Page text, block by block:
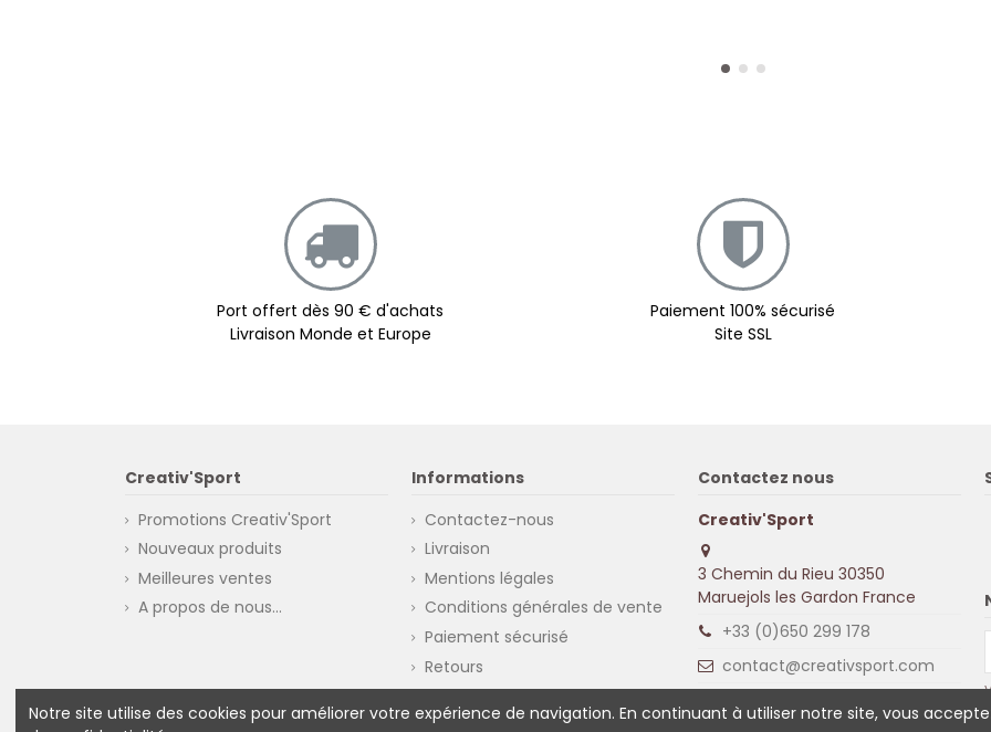
Port offert dès 90 € d'achats
Livraison Monde et Europe
Paiement 100% sécurisé
Site SSL
Creativ'Sport
Promotions Creativ'Sport
Nouveaux produits
Meilleures ventes
A propos de nous...
Informations
Contactez-nous
Livraison
Mentions légales
Conditions générales de vente
Paiement sécurisé
Retours
Contactez nous
Creativ'Sport
3 Chemin du Rieu 30350
Maruejols les Gardon France
+33 (0)650 299 178
contact@creativsport.com
14H-17H.
Notre site utilise des cookies pour améliorer votre expérience de navigation. En continuant à utiliser notre site, vous